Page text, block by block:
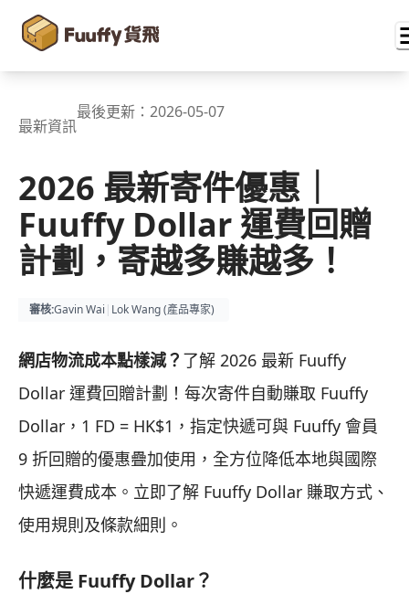
最新資訊
最後更新： 2026-05-07
2026 最新寄件優惠｜
Fuuffy Dollar 運費回贈
計劃，寄越多賺越多！
審核:Gavin Wai | Lok Wang (產品專家)
網店物流成本點樣減？ 了解 2026 最新 Fuuffy
Dollar 運費回贈計劃！每次寄件自動賺取 Fuuffy
Dollar，1 FD = HK$1，指定快遞可與 Fuuffy 會員
9 折回贈的優惠疊加使用，全方位降低本地與國際
快遞運費成本。立即了解 Fuuffy Dollar 賺取方式、
使用規則及條款細則。
什麼是 Fuuffy Dollar？